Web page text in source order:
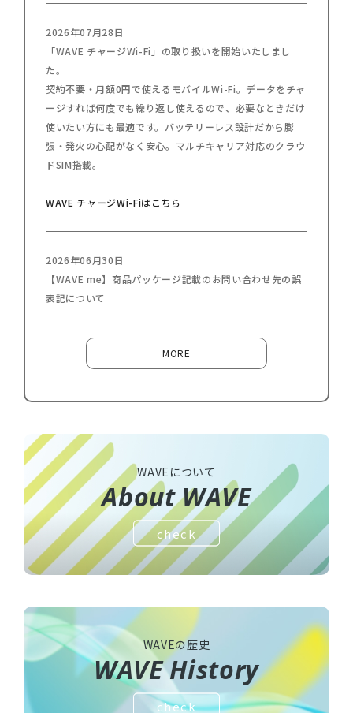
2026年07月28日
「WAVE チャージWi-Fi」の取り扱いを開始いたしまし
た。
契約不要・月額0円で使えるモバイルWi-Fi。データをチャ
ージすれば何度でも繰り返し使えるので、必要なときだけ
使いたい方にも最適です。バッテリーレス設計だから膨
張・発火の心配がなく安心。マルチキャリア対応のクラウ
ドSIM搭載。
WAVE チャージWi-Fiはこちら
2026年06月30日
【WAVE me】商品パッケージ記載のお問い合わせ先の誤
表記について
MORE
WAVEについて
About WAVE
check
WAVEの歴史
WAVE History
check